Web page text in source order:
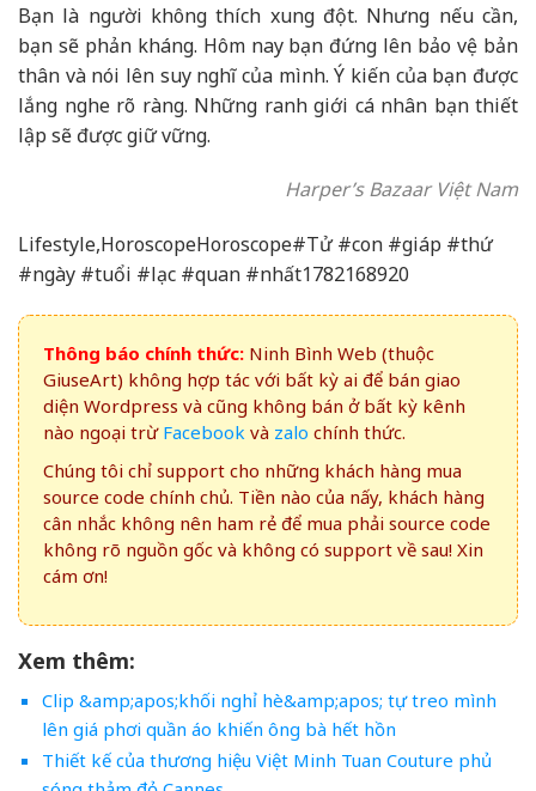
Bạn là người không thích xung đột. Nhưng nếu cần,
bạn sẽ phản kháng. Hôm nay bạn đứng lên bảo vệ bản
thân và nói lên suy nghĩ của mình. Ý kiến của bạn được
lắng nghe rõ ràng. Những ranh giới cá nhân bạn thiết
lập sẽ được giữ vững.
Harper’s Bazaar Việt Nam
Lifestyle,HoroscopeHoroscope#Tử #con #giáp #thứ
#ngày #tuổi #lạc #quan #nhất1782168920
Thông báo chính thức: Ninh Bình Web (thuộc
GiuseArt) không hợp tác với bất kỳ ai để bán giao
diện Wordpress và cũng không bán ở bất kỳ kênh
nào ngoại trừ Facebook và zalo chính thức.
Chúng tôi chỉ support cho những khách hàng mua
source code chính chủ. Tiền nào của nấy, khách hàng
cân nhắc không nên ham rẻ để mua phải source code
không rõ nguồn gốc và không có support về sau! Xin
cám ơn!
Xem thêm:
Clip &amp;apos;khối nghỉ hè&amp;apos; tự treo mình
lên giá phơi quần áo khiến ông bà hết hồn
Thiết kế của thương hiệu Việt Minh Tuan Couture phủ